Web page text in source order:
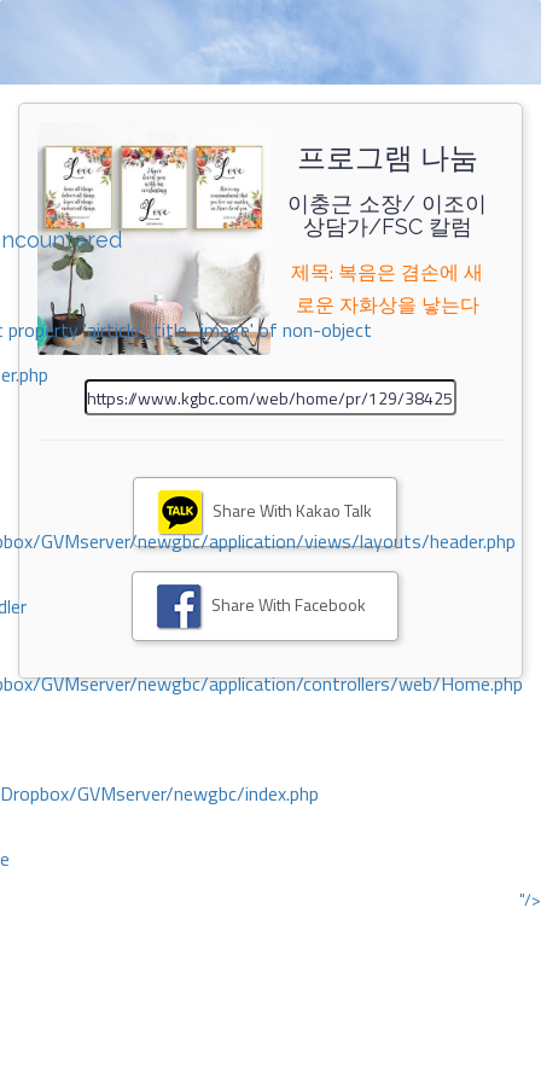
property 'airticle_title_image' of non-object
GVMserver/newgbc/application/views/layouts/header.php
GVMserver/newgbc/application/controllers/web/Home.php
GVMserver/newgbc/index.php
"/>
프로그램 나눔
이충근 소장/ 이조이
상담가/FSC 칼럼
제목: 복음은 겸손에 새
로운 자화상을 낳는다
Share With Kakao Talk
Share With Facebook